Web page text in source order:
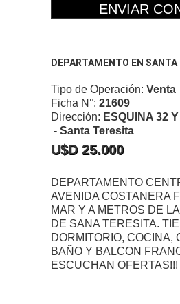
ENVIAR
DEPARTAMENTO EN
Tipo de Operación: Venta
Ficha N°: 21609
Dirección: ESQUINA 32
- Santa Teresita
U$D 25.000
DEPARTAMENTO
AVENIDA COSTANERA
MAR Y A METROS DE
DE SANA TERESITA.
DORMITORIO, COCINA,
BAÑO Y BALCON
ESCUCHAN OFERTAS!!!